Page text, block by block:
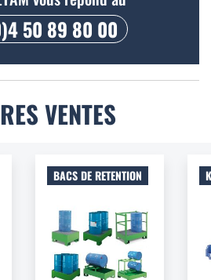
50 89 80 00
VENTES
BACS DE RETENTION